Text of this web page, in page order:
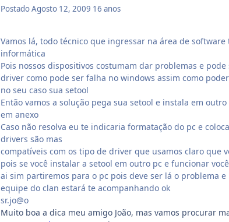
PostadoAgosto 12, 2009 16 anos
Vamos lá, todo técnico que ingressar na área de
informática
Pois nossos dispositivos costumam dar problemas e
driver como pode ser falha no windows assim como
no seu caso sua setool
Então vamos a solução pega sua setool e instala em
em anexo
Caso não resolva eu te indicaria formatação do pc e
drivers são mas
compatíveis com os tipo de driver que usamos claro que
pois se você instalar a setool em outro pc e funcionar
ai sim partiremos para o pc pois deve ser lá o problema
equipe do clan estará te acompanhando ok
sr.jo@o
Muito boa a dica meu amigo João, mas vamos procurar